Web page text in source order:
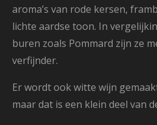
aroma’s van rode kersen,
lichte aardse toon. In
buren zoals Pommard zijn ze
verfijnder.
Er wordt ook witte wijn
maar dat is een klein deel van